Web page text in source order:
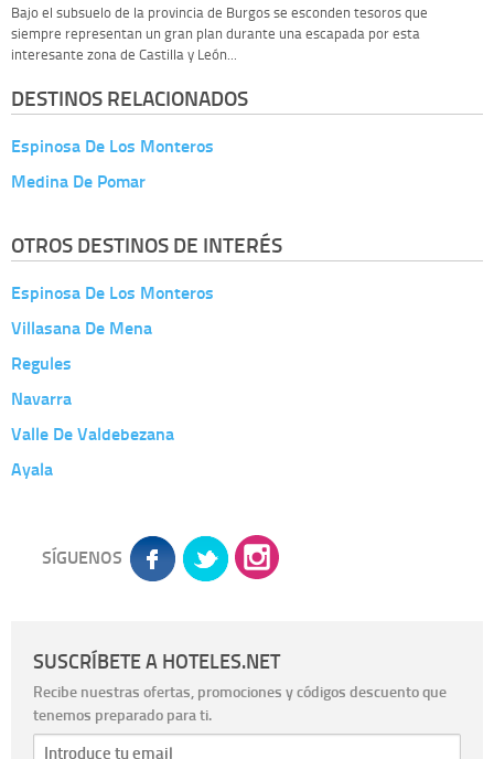
Bajo el subsuelo de la provincia de Burgos se esconden tesoros que
siempre representan un gran plan durante una escapada por esta
interesante zona de Castilla y León...
DESTINOS RELACIONADOS
Espinosa De Los Monteros
Medina De Pomar
OTROS DESTINOS DE INTERÉS
Espinosa De Los Monteros
Villasana De Mena
Regules
Navarra
Valle De Valdebezana
Ayala
SÍGUENOS
SUSCRÍBETE A HOTELES.NET
Recibe nuestras ofertas, promociones y códigos descuento que
tenemos preparado para ti.